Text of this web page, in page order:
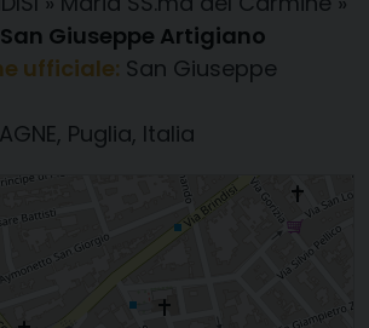
San Giuseppe Artigiano
ufficiale: San Giuseppe
Puglia, Italia